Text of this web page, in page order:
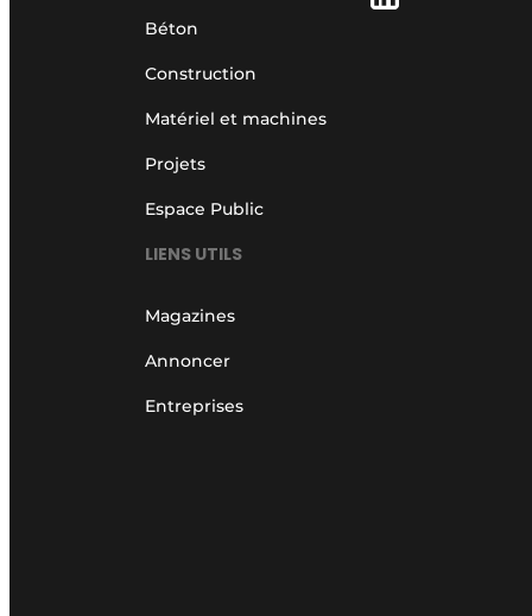
Béton
Construction
Matériel et machines
Projets
Espace Public
LIENS UTILS
Magazines
Annoncer
Entreprises